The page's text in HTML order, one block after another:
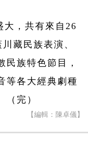
大，共有來自26
藏民族表演、
民族特色節目，
等各大經典劇種
（完）
【編輯：陳卓儀】